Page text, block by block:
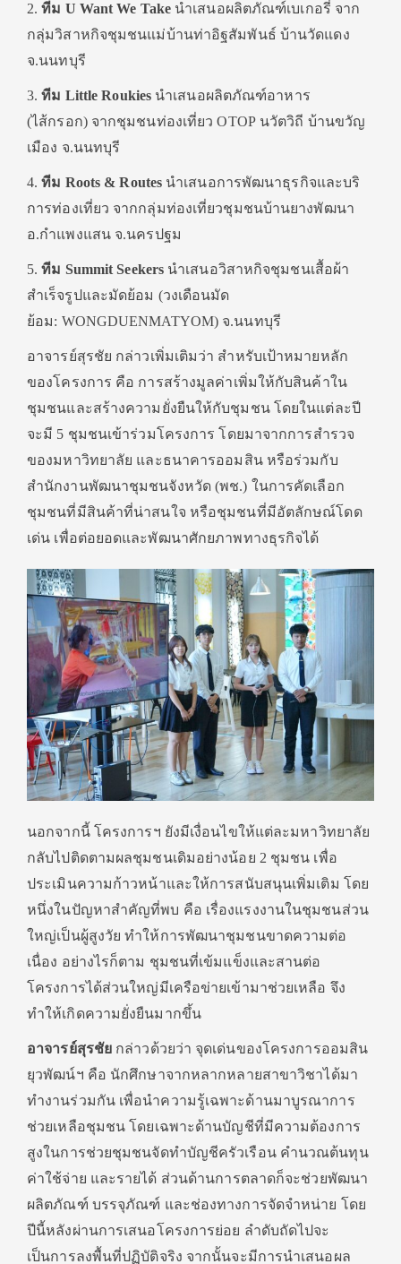
2.ทีม U Want We Take นำเสนอผลิตภัณฑ์เบเกอรี่ จาก
กลุ่มวิสาหกิจชุมชนแม่บ้านท่าอิฐสัมพันธ์ บ้านวัดแดง
จ.นนทบุรี
3.ทีม Little Roukies นำเสนอผลิตภัณฑ์อาหาร
(ไส้กรอก) จากชุมชนท่องเที่ยวOTOP นวัตวิถี บ้านขวัญ
เมือง จ.นนทบุรี
4.ทีม Roots & Routes นำเสนอการพัฒนาธุรกิจและบริ
การท่องเที่ยว จากกลุ่มท่องเที่ยวชุมชนบ้านยางพัฒนา
อ.กำแพงแสน จ.นครปฐม
5.ทีม Summit Seekers นำเสนอวิสาหกิจชุมชนเสื้อผ้า
สำเร็จรูปและมัดย้อม (วงเดือนมัด
ย้อม: WONGDUENMATYOM) จ.นนทบุรี
อาจารย์สุรชัย กล่าวเพิ่มเติมว่า สำหรับเป้าหมายหลัก
ของโครงการ คือ การสร้างมูลค่าเพิ่มให้กับสินค้าใน
ชุมชนและสร้างความยั่งยืนให้กับชุมชน โดยในแต่ละปี
จะมี 5 ชุมชนเข้าร่วมโครงการ โดยมาจากการสำรวจ
ของมหาวิทยาลัย และธนาคารออมสิน หรือร่วมกับ
สำนักงานพัฒนาชุมชนจังหวัด (พช.) ในการคัดเลือก
ชุมชนที่มีสินค้าที่น่าสนใจ หรือชุมชนที่มีอัตลักษณ์โดด
เด่น เพื่อต่อยอดและพัฒนาศักยภาพทางธุรกิจได้
นอกจากนี้ โครงการฯ ยังมีเงื่อนไขให้แต่ละมหาวิทยาลัย
กลับไปติดตามผลชุมชนเดิมอย่างน้อย 2 ชุมชน เพื่อ
ประเมินความก้าวหน้าและให้การสนับสนุนเพิ่มเติม โดย
หนึ่งในปัญหาสำคัญที่พบ คือ เรื่องแรงงานในชุมชนส่วน
ใหญ่เป็ นผู้สูงวัย ทำให้การพัฒนาชุมชนขาดความต่อ
เนื่อง อย่างไรก็ตาม ชุมชนที่เข้มแข็งและสานต่อ
โครงการได้ส่วนใหญ่มีเครือข่ายเข้ามาช่วยเหลือ จึง
ทำให้เกิดความยั่งยืนมากขึ้น
อาจารย์สุรชัย กล่าวด้วยว่า จุดเด่นของโครงการออมสิน
ยุวพัฒน์ฯ คือ นักศึกษาจากหลากหลายสาขาวิชาได้มา
ทำงานร่วมกัน เพื่อนำความรู้เฉพาะด้านมาบูรณาการ
ช่วยเหลือชุมชน โดยเฉพาะด้านบัญชีที่มีความต้องการ
สูงในการช่วยชุมชนจัดทำบัญชีครัวเรือน คำนวณต้นทุน
ค่าใช้จ่าย และรายได้ ส่วนด้านการตลาดก็จะช่วยพัฒนา
ผลิตภัณฑ์ บรรจุภัณฑ์ และช่องทางการจัดจำหน่าย โดย
ปีนี้หลังผ่านการเสนอโครงการย่อย ลำดับถัดไปจะ
เป็นการลงพื้นที่ปฏิบัติจริง จากนั้นจะมีการนำเสนอผล